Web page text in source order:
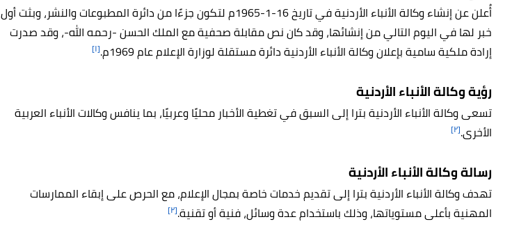
أُعلن عن إنشاء وكالة الأنباء الأردنية في تاريخ 16-1-1965م لتكون جزءًا من دائرة المطبوعات والنشر، وبثت أول
خبر لها في اليوم التالي من إنشائها، وقد كان نص مقابلة صحفية مع الملك الحسن -رحمه الله-، وقد صدرت
إرادة ملكية سامية بإعلان وكالة الأنباء الأردنية دائرة مستقلة لوزارة الإعلام عام 1969م.
[١]
رؤية وكالة الأنباء الأردنية
تسعى وكالة الأنباء الأردنية بترا إلى السبق في تغطية الأخبار محليًا وعربيًا، بما ينافس وكالات الأنباء العربية
الأخرى.[٢]
رسالة وكالة الأنباء الأردنية
تهدف وكالة الأنباء الأردنية بترا إلى تقديم خدمات خاصة بمجال الإعلام، مع الحرص على إبقاء الممارسات
المهنية بأعلى مستوياتها، وذلك باستخدام عدة وسائل، فنية أو تقنية.[٢]